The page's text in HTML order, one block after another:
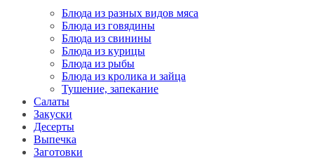
Блюда из разных видов мяса
Блюда из говядины
Блюда из свинины
Блюда из курицы
Блюда из рыбы
Блюда из кролика и зайца
Тушение, запекание
Салаты
Закуски
Десерты
Выпечка
Заготовки